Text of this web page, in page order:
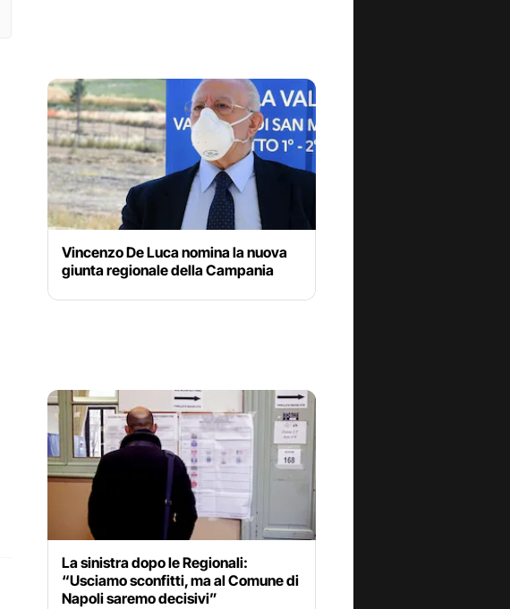
Vincenzo De Luca nomina la nuova
giunta regionale della Campania
La sinistra dopo le Regionali:
“Usciamo sconfitti, ma al Comune di
Napoli saremo decisivi”